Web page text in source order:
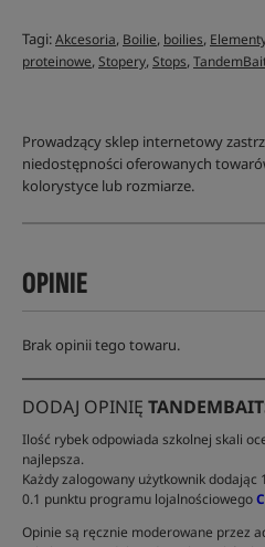
Tagi:Akcesoria, Boilie, boilies,
proteinowe,Stopery,Stops,
Prowadzący sklep internetowy
niedostępności oferowanych
kolorystyce lub rozmiarze.
OPINIE
Brak opinii tego towaru.
DODAJ OPINIĘ
Ilość rybek odpowiada szkolnej skali
najlepsza.
Każdy zalogowany użytkownik
0.1 punktu programu lojalnościowego
Opinie są ręcznie moderowane przez